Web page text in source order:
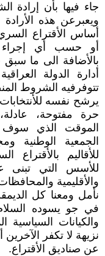
جاء فيها بأن
ويعبرعن هذه
أساس الأقتراع
أو حسب أي إجراء
أدارة الدولة
تتوفرفيه الشروط
يرشح نفسه
حرة مفتوحة،
الموقت الذي سوف
الجمعية الوطنية
للأقاليم
للأسس التي تبنى
والأقليمية
نأمل ومعنا كل
في جو يسوده السلام
والكيانات السياسية
نزيهة لا تكفر
عن صناديق الأقتراع.